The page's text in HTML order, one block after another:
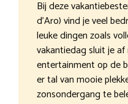
Bij deze
d’Aro) vind je veel
leuke dingen zoals
vakantiedag sluit je
entertainment op de
er tal van mooie
zonsondergang te